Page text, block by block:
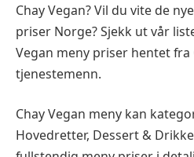
Chay Vegan? Vil du vite de
priser Norge? Sjekk ut vår
Vegan meny priser hentet fra
tjenestemenn.
Chay Vegan meny kan
Hovedretter, Dessert &